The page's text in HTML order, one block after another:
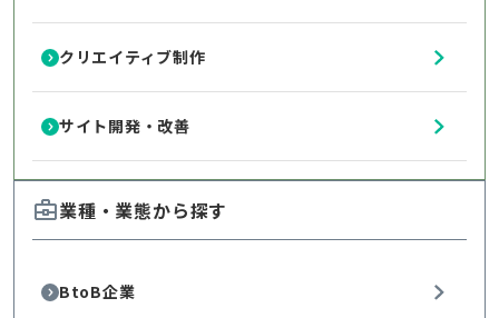
クリエイティブ制作
サイト開発・改善
業種・業態から探す
BtoB企業